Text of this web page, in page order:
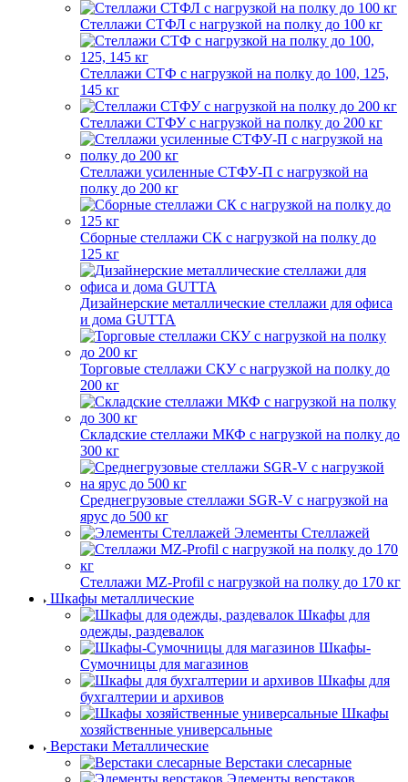
Стеллажи СТФЛ с нагрузкой на полку до 100 кг
Стеллажи СТФ с нагрузкой на полку до 100, 125,
145 кг
Стеллажи СТФУ с нагрузкой на полку до 200 кг
Стеллажи усиленные СТФУ-П с нагрузкой на
полку до 200 кг
Сборные стеллажи СК с нагрузкой на полку до
125 кг
Дизайнерские металлические стеллажи для офиса
и дома GUTTA
Торговые стеллажи СКУ с нагрузкой на полку до
200 кг
Складские стеллажи МКФ с нагрузкой на полку до
300 кг
Среднегрузовые стеллажи SGR-V с нагрузкой на
ярус до 500 кг
Элементы Стеллажей
Стеллажи MZ-Profil с нагрузкой на полку до 170 кг
Шкафы металлические
Шкафы для
одежды, раздевалок
Шкафы-
Сумочницы для магазинов
Шкафы для
бухгалтерии и архивов
Шкафы
хозяйственные универсальные
Верстаки Металлические
Верстаки слесарные
Элементы верстаков